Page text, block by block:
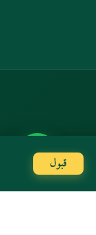
Amex
Stripe
قبول